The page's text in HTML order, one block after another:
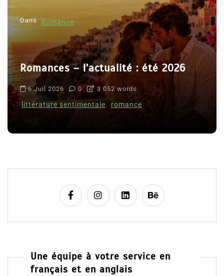
Dans Romance
Romances – l’actualité : été 2026
6 Juil 2026 0 3 052 words
littérature sentimentale romance
Une équipe à votre service en
français et en anglais